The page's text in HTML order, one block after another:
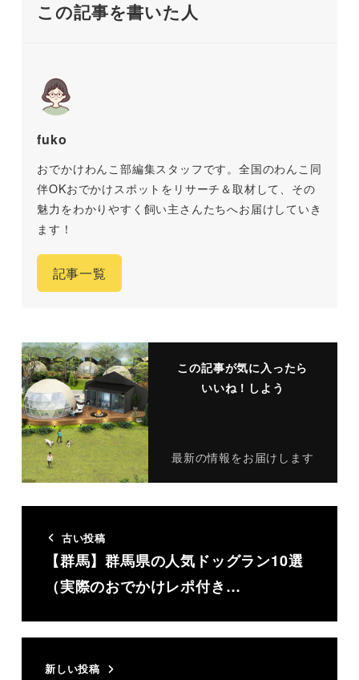
この記事を書いた人
fuko
おでかけわんこ部編集スタッフです。全国のわんこ同
伴OKおでかけスポットをリサーチ＆取材して、その
魅力をわかりやすく飼い主さんたちへお届けしていき
ます！
記事一覧
この記事が気に入ったら
いいね！しよう
最新の情報をお届けします
古い投稿
【群馬】群馬県の人気ドッグラン10選
（実際のおでかけレポ付き…
新しい投稿